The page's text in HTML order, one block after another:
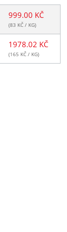
999.00 KČ
(83 KČ / KG)
1978.02 KČ
(165 KČ / KG)